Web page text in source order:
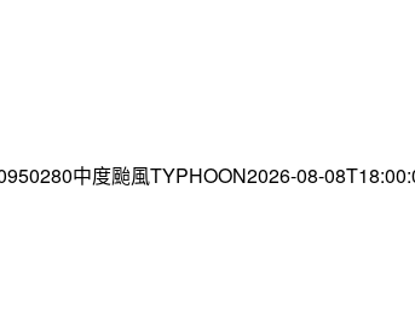
中度颱風TYPHOON2026-08-